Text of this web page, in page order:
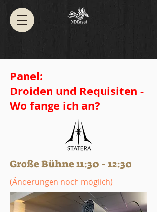
Panel:
Droiden und Requisiten -
Wo fange ich an?
Große Bühne 11:30 - 12:30
​(Änderungen noch möglich)